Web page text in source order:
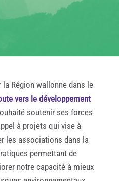
Région wallonne dans le
vers le développement
soutenir ses forces
à projets qui vise à
les associations dans la
permettant de
notre capacité à mieux